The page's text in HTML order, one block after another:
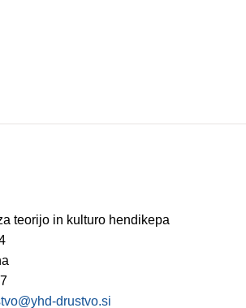
teorijo in kulturo hendikepa
drustvo.si